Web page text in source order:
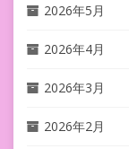
2026年5月
2026年4月
2026年3月
2026年2月